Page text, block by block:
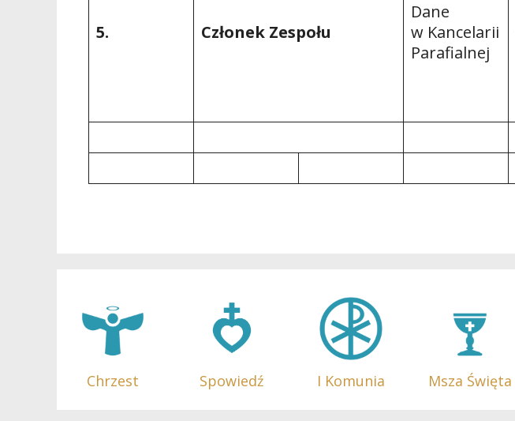
5. Członek Zespołu
Dane
w Kancelarii
Parafialnej
Chrzest Spowiedź I Komunia Msza Święta